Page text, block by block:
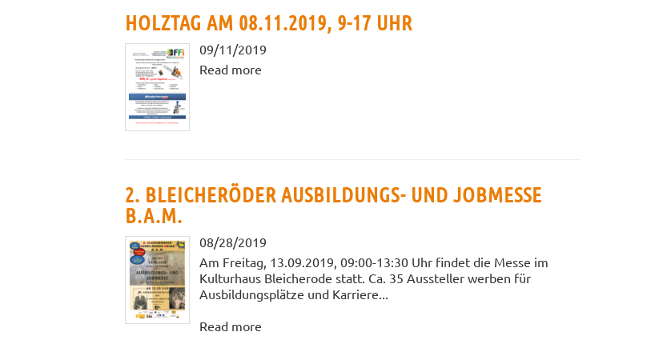
HOLZTAG AM 08.11.2019, 9-17 UHR
09/11/2019
Read more
2. BLEICHERÖDER AUSBILDUNGS- UND JOBMESSE
B.A.M.
08/28/2019
Am Freitag, 13.09.2019, 09:00-13:30 Uhr findet die Messe im
Kulturhaus Bleicherode statt. Ca. 35 Aussteller werben für
Ausbildungsplätze und Karriere...
Read more